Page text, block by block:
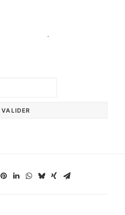
par un mot de passe. Pour